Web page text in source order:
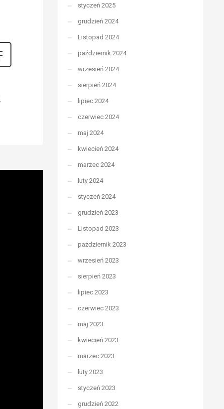
styczeń 2025
grudzień 2024
Listopad 2024
październik 2024
wrzesień 2024
sierpień 2024
lipiec 2024
czerwiec 2024
maj 2024
kwiecień 2024
marzec 2024
luty 2024
styczeń 2024
grudzień 2023
Listopad 2023
październik 2023
wrzesień 2023
sierpień 2023
lipiec 2023
czerwiec 2023
maj 2023
kwiecień 2023
marzec 2023
luty 2023
styczeń 2023
grudzień 2022